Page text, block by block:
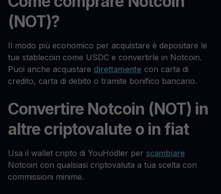
(NOT)?
Il modo più economico per acquistare è depositare le
tue stablecoin come USDC e convertirle in Notcoin.
Puoi anche acquistare direttamente con carta di
credito, carta di debito o tramite bonifico bancario.
Convertire Notcoin (NOT) in
altre criptovalute o in fiat
Usa il wallet cripto di YouHodler per scambiare
Notcoin con qualsiasi criptovaluta a tua scelta con
commissioni minime.